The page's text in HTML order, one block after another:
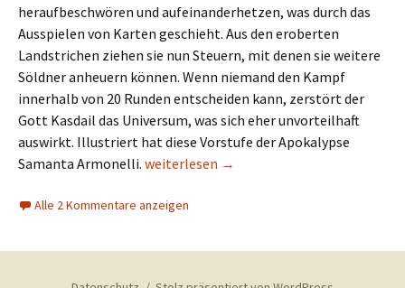
heraufbeschwören und aufeinanderhetzen, was durch das
Ausspielen von Karten geschieht. Aus den eroberten
Landstrichen ziehen sie nun Steuern, mit denen sie weitere
Söldner anheuern können. Wenn niemand den Kampf
innerhalb von 20 Runden entscheiden kann, zerstört der
Gott Kasdail das Universum, was sich eher unvorteilhaft
auswirkt. Illustriert hat diese Vorstufe der Apokalypse
Samanta Armonelli. Neue Spiele aus Lateinamerika, Juli 2018
weiterlesen →
Alle 2 Kommentare anzeigen